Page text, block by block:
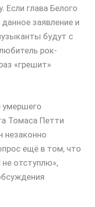
Если глава Белого
заявление и
будут с
рок-
«грешит»
умершего
Томаса Петти
незаконно
ещё в том, что
отступлю»,